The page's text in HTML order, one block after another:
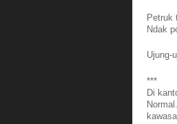
Petruk
Ndak
Ujung-
***
Di